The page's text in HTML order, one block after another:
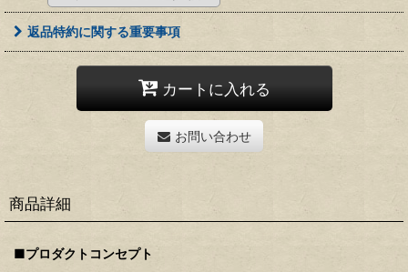
返品特約に関する重要事項
カートに入れる
お問い合わせ
商品詳細
■プロダクトコンセプト